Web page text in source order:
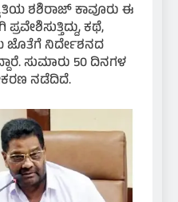
ಶಶಿರಾಜ್ ಕಾವೂರು ಈ
ಕಥೆ,
ಜೊತೆಗೆ ನಿರ್ದೇಶನದ
ಸುಮಾರು 50 ದಿನಗಳ
ನಡೆದಿದೆ.